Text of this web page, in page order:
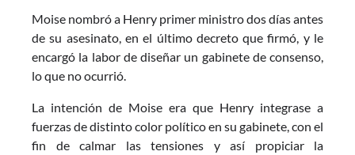
Moise nombró a Henry primer ministro dos días antes
de su asesinato, en el último decreto que firmó, y le
encargó la labor de diseñar un gabinete de consenso,
lo que no ocurrió.
La intención de Moise era que Henry integrase a
fuerzas de distinto color político en su gabinete, con el
fin de calmar las tensiones y así propiciar la